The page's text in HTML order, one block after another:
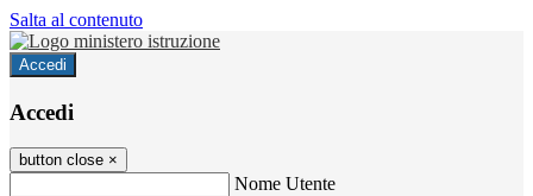
Salta al contenuto
Accedi
Accedi
button close ×
Nome Utente